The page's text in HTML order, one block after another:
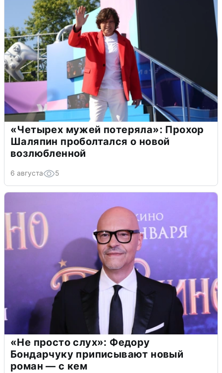
«Четырех мужей потеряла»: Прохор
Шаляпин проболтался о новой
возлюбленной
6 августа 5
«Не просто слух»: Федору
Бондарчуку приписывают новый
роман — с кем